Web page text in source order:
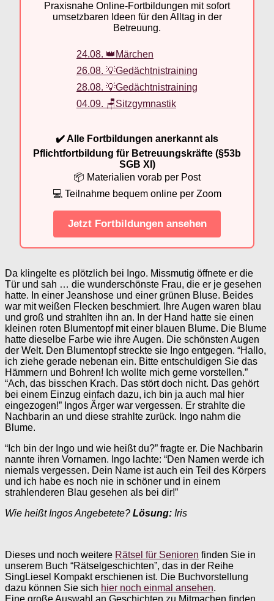
Praxisnahe Online-Fortbildungen mit sofort
umsetzbaren Ideen für den Alltag in der
Betreuung.
24.08. 👑Märchen
26.08. 💡Gedächtnistraining
28.08. 💡Gedächtnistraining
04.09. 🪑Sitzgymnastik
✔️ Alle Fortbildungen anerkannt als
Pflichtfortbildung für Betreuungskräfte (§53b
SGB XI)
📦 Materialien vorab per Post
💻 Teilnahme bequem online per Zoom
Jetzt Fortbildungen ansehen
Da klingelte es plötzlich bei Ingo. Missmutig öffnete er die
Tür und sah … die wunderschönste Frau, die er je gesehen
hatte. In einer Jeanshose und einer grünen Bluse. Beides
war mit weißen Flecken beschmiert. Ihre Augen waren blau
und groß und strahlten ihn an. In der Hand hatte sie einen
kleinen roten Blumentopf mit einer blauen Blume. Die Blume
hatte dieselbe Farbe wie ihre Augen. Die schönsten Augen
der Welt. Den Blumentopf streckte sie Ingo entgegen. “Hallo,
ich ziehe gerade nebenan ein. Bitte entschuldigen Sie das
Hämmern und Bohren! Ich wollte mich gerne vorstellen.”
“Ach, das bisschen Krach. Das stört doch nicht. Das gehört
bei einem Einzug einfach dazu, ich bin ja auch mal hier
eingezogen!” Ingos Ärger war vergessen. Er strahlte die
Nachbarin an und diese strahlte zurück. Ingo nahm die
Blume.
“Ich bin der Ingo und wie heißt du?” fragte er. Die Nachbarin
nannte ihren Vornamen. Ingo lachte: “Den Namen werde ich
niemals vergessen. Dein Name ist auch ein Teil des Körpers
und ich habe es noch nie in schöner und in einem
strahlenderen Blau gesehen als bei dir!”
Wie heißt Ingos Angebetete? Lösung: Iris
Dieses und noch weitere Rätsel für Senioren finden Sie in
unserem Buch “Rätselgeschichten”, das in der Reihe
SingLiesel Kompakt erschienen ist. Die Buchvorstellung
dazu können Sie sich hier noch einmal ansehen.
Eine große Auswahl an Geschichten zu Mitmachen finden